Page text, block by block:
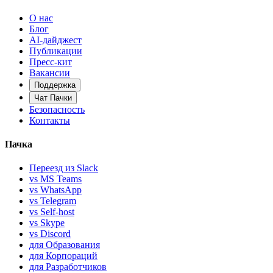
О нас
Блог
AI-дайджест
Публикации
Пресс-кит
Вакансии
Поддержка
Чат Пачки
Безопасность
Контакты
Пачка
Переезд из Slack
vs MS Teams
vs WhatsApp
vs Telegram
vs Self-host
vs Skype
vs Discord
для Образования
для Корпораций
для Разработчиков